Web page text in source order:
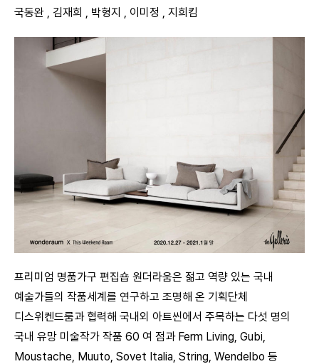
국동완 , 김재희 , 박형지 , 이미정 , 지희킴
프리미엄 명품가구 편집숍 원더라움은 젊고 역량 있는 국내
예술가들의 작품세계를 연구하고 조명해 온 기획단체
디스위켄드룸과 협력해 국내외 아트씬에서 주목하는 다섯 명의
국내 유망 미술작가 작품 60 여 점과 Ferm Living, Gubi,
Moustache, Muuto, Sovet Italia, String, Wendelbo 등